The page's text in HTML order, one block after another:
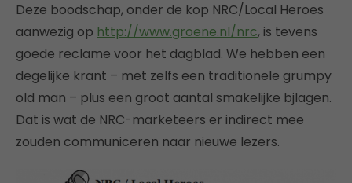
Deze boodschap, onder de kop NRC/Local Heroes
aanwezig op http://www.groene.nl/nrc, is tevens
goede reclame voor het dagblad. We hebben een
degelijke krant – met zelfs een traditionele grumpy
old man – plus een groot aantal smakelijke bjlagen.
Dat is wat de NRC-marketeers er indirect mee
zouden communiceren naar nieuwe lezers.